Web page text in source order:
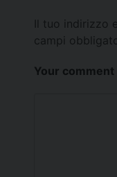
Il tuo indirizzo
campi
Your comment